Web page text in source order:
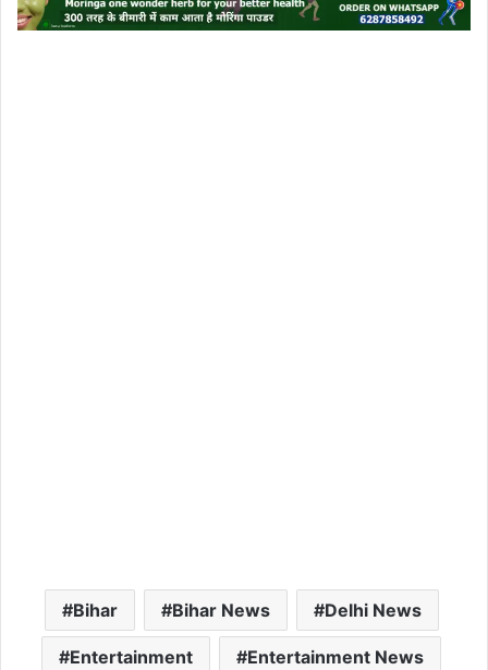
Bihar Bihar News Delhi News
Entertainment Entertainment News